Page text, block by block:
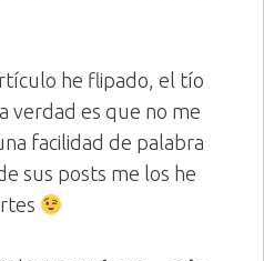
he flipado, el tío
verdad es que no me
facilidad de palabra
sus posts me los he